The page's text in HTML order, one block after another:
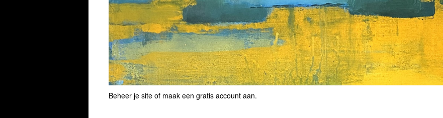
Beheer je site of maak een gratis account aan.